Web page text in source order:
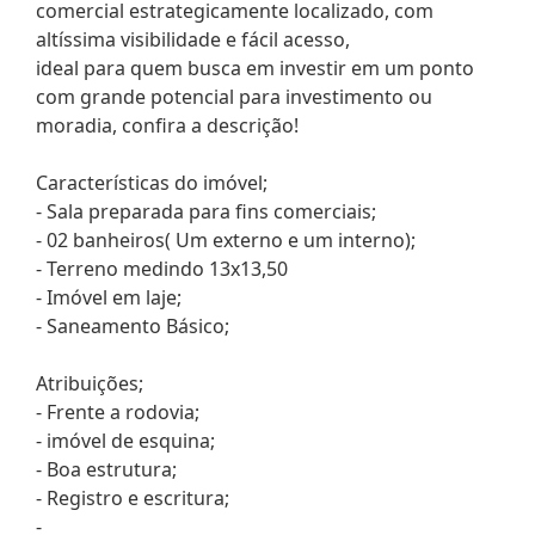
comercial estrategicamente localizado, com
altíssima visibilidade e fácil acesso,
ideal para quem busca em investir em um ponto
com grande potencial para investimento ou
moradia, confira a descrição!
Características do imóvel;
- Sala preparada para fins comerciais;
- 02 banheiros( Um externo e um interno);
- Terreno medindo 13x13,50
- Imóvel em laje;
- Saneamento Básico;
Atribuições;
- Frente a rodovia;
- imóvel de esquina;
- Boa estrutura;
- Registro e escritura;
-